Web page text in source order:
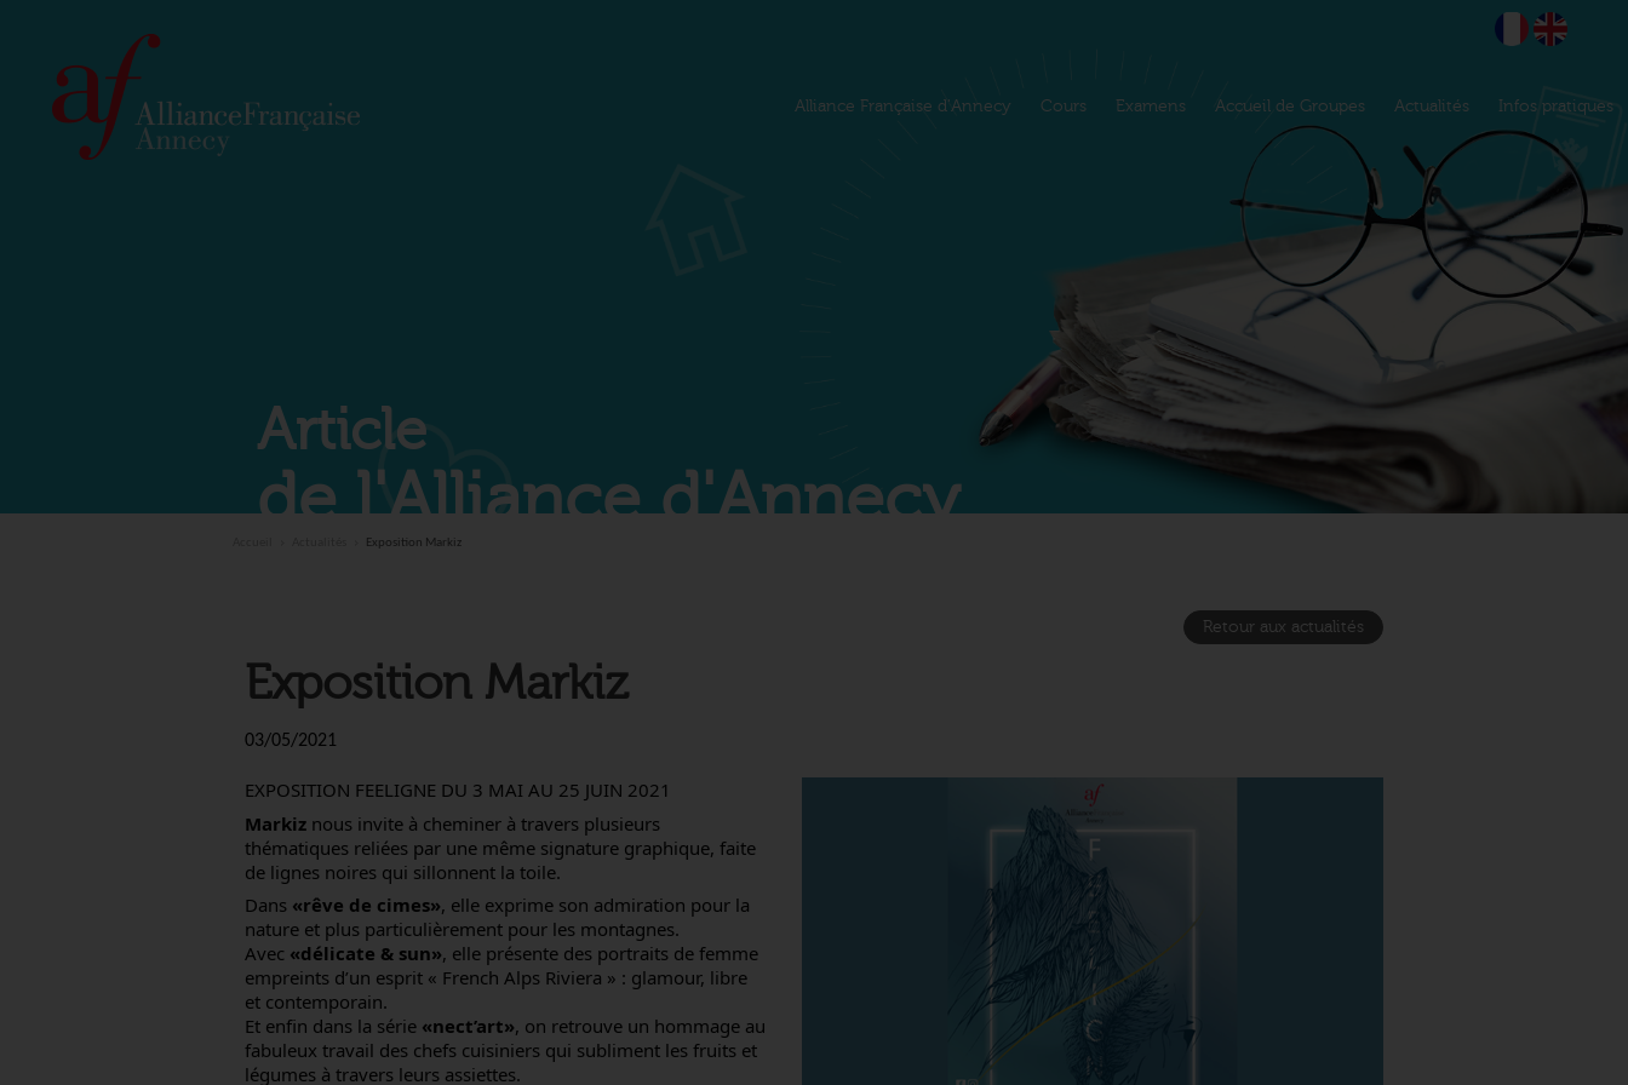
Alliance Française d'Annecy Cours Examens Accueil de Groupes Actualités Infos pratiques
Article
de l'Alliance d'Annecy
Exposition Markiz
Retour aux actualités
Exposition Markiz
03/05/2021
EXPOSITION FEELIGNE DU 3 MAI AU 25 JUIN 2021
Markiz nous invite à cheminer à travers plusieurs
thématiques reliées par une même signature graphique, faite
de lignes noires qui sillonnent la toile.
Dans «rêve de cimes», elle exprime son admiration pour la
nature et plus particulièrement pour les montagnes.
Avec «délicate & sun», elle présente des portraits de femme
empreints d’un esprit « French Alps Riviera » : glamour, libre
et contemporain.
Et enfin dans la série «nect’art», on retrouve un hommage au
fabuleux travail des chefs cuisiniers qui subliment les fruits et
légumes à travers leurs assiettes.